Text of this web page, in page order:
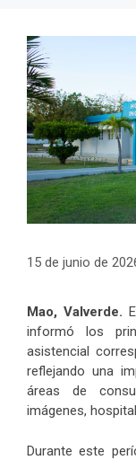
15 de junio de
Mao, Valverde.
informó los
asistencial
reflejando una
áreas de
imágenes,
Durante este